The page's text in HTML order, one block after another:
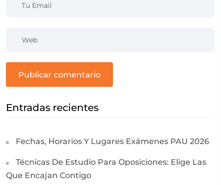
publicar comentario
Entradas recientes
Fechas, Horarios Y Lugares Exámenes PAU 2026
Técnicas De Estudio Para Oposiciones: Elige Las
Que Encajan Contigo